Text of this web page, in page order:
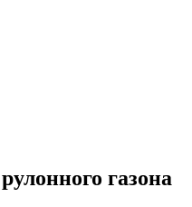
газона